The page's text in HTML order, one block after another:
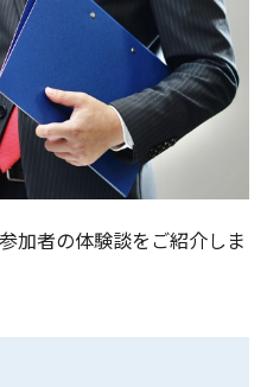
加者の体験談をご紹介しま